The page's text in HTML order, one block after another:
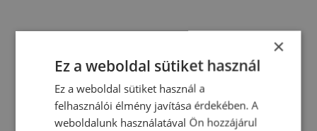
×
Ez a weboldal sütiket használ
Ez a weboldal sütiket használ a
felhasználói élmény javítása érdekében. A
weboldalunk használatával Ön hozzájárul